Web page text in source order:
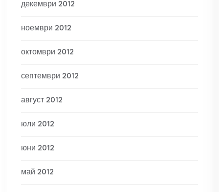
декември 2012
ноември 2012
октомври 2012
септември 2012
август 2012
юли 2012
юни 2012
май 2012